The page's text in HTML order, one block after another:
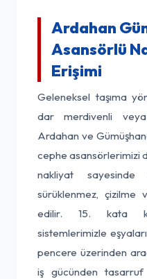
Ardahan
Asansörlü
Erişimi
Geleneksel taşıma
dar merdivenli
Ardahan ve
cephe asansörlerimizi
nakliyat sayesinde
sürüklenmez, çizilme
edilir. 15. kata
sistemlerimizle
pencere üzerinden
iş gücünden